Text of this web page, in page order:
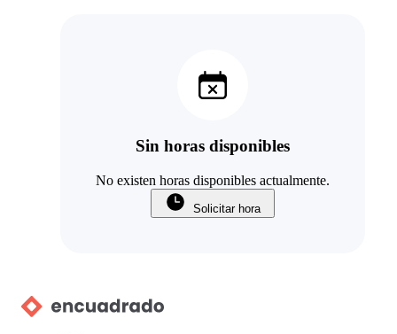
Sin horas disponibles
No existen horas disponibles actualmente.
Solicitar hora